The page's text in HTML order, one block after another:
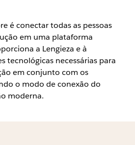
é conectar todas as pessoas
em uma plataforma
a Lengieza e à
tecnológicas necessárias para
em conjunto com os
o modo de conexão do
moderna.